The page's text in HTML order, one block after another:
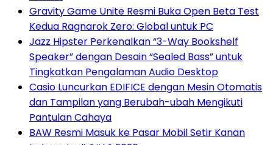
Gravity Game Unite Resmi Buka Open Beta Test
Kedua Ragnarok Zero: Global untuk PC
Jazz Hipster Perkenalkan “3-Way Bookshelf
Speaker” dengan Desain “Sealed Bass” untuk
Tingkatkan Pengalaman Audio Desktop
Casio Luncurkan EDIFICE dengan Mesin Otomatis
dan Tampilan yang Berubah-ubah Mengikuti
Pantulan Cahaya
BAW Resmi Masuk ke Pasar Mobil Setir Kanan